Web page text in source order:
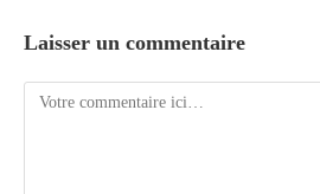
Laisser un commentaire
Comment